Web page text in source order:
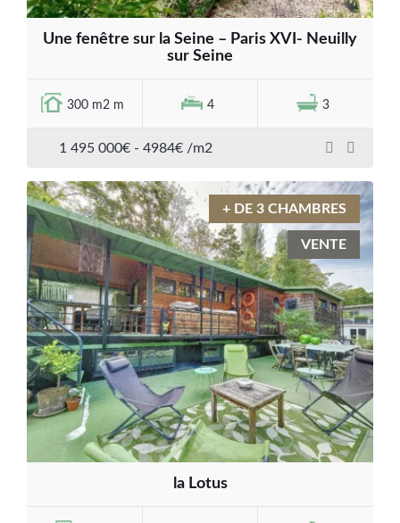
Une fenêtre sur la Seine – Paris XVI- Neuilly
sur Seine
300 m2 m 4 3
1 495 000€ - 4984€ /m2
+ DE 3 CHAMBRES
VENTE
la Lotus